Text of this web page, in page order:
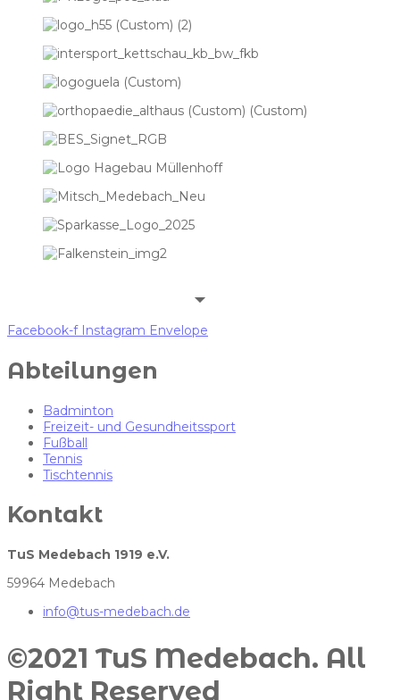
Facebook-f Instagram Envelope
Abteilungen
Badminton
Freizeit- und Gesundheitssport
Fußball
Tennis
Tischtennis
Kontakt
TuS Medebach 1919 e.V.
59964 Medebach
info@tus-medebach.de
©2021 TuS Medebach. All
Right Reserved​